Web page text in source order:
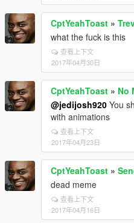
CptYeahToast »
what the fuck is this
查看上下文
2017年04月30日
CptYeahToast » No
@jedijosh920 You
with animations
查看上下文
2017年04月23日
CptYeahToast »
dead meme
查看上下文
2017年04月16日